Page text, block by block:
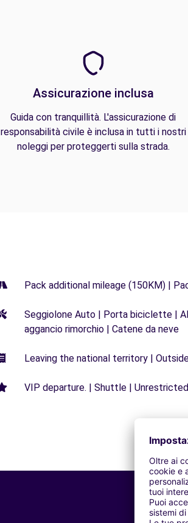
Assicurazione inclusa
Guida con tranquillità. L'assicurazione di
responsabilità civile è inclusa in tutti i nostri
noleggi per proteggerti sulla strada.
Pack additional mileage (150KM) |
Seggiolone Auto | Porta biciclette |
aggancio rimorchio | Catene da neve
Leaving the national territory |
VIP departure. | Shuttle |